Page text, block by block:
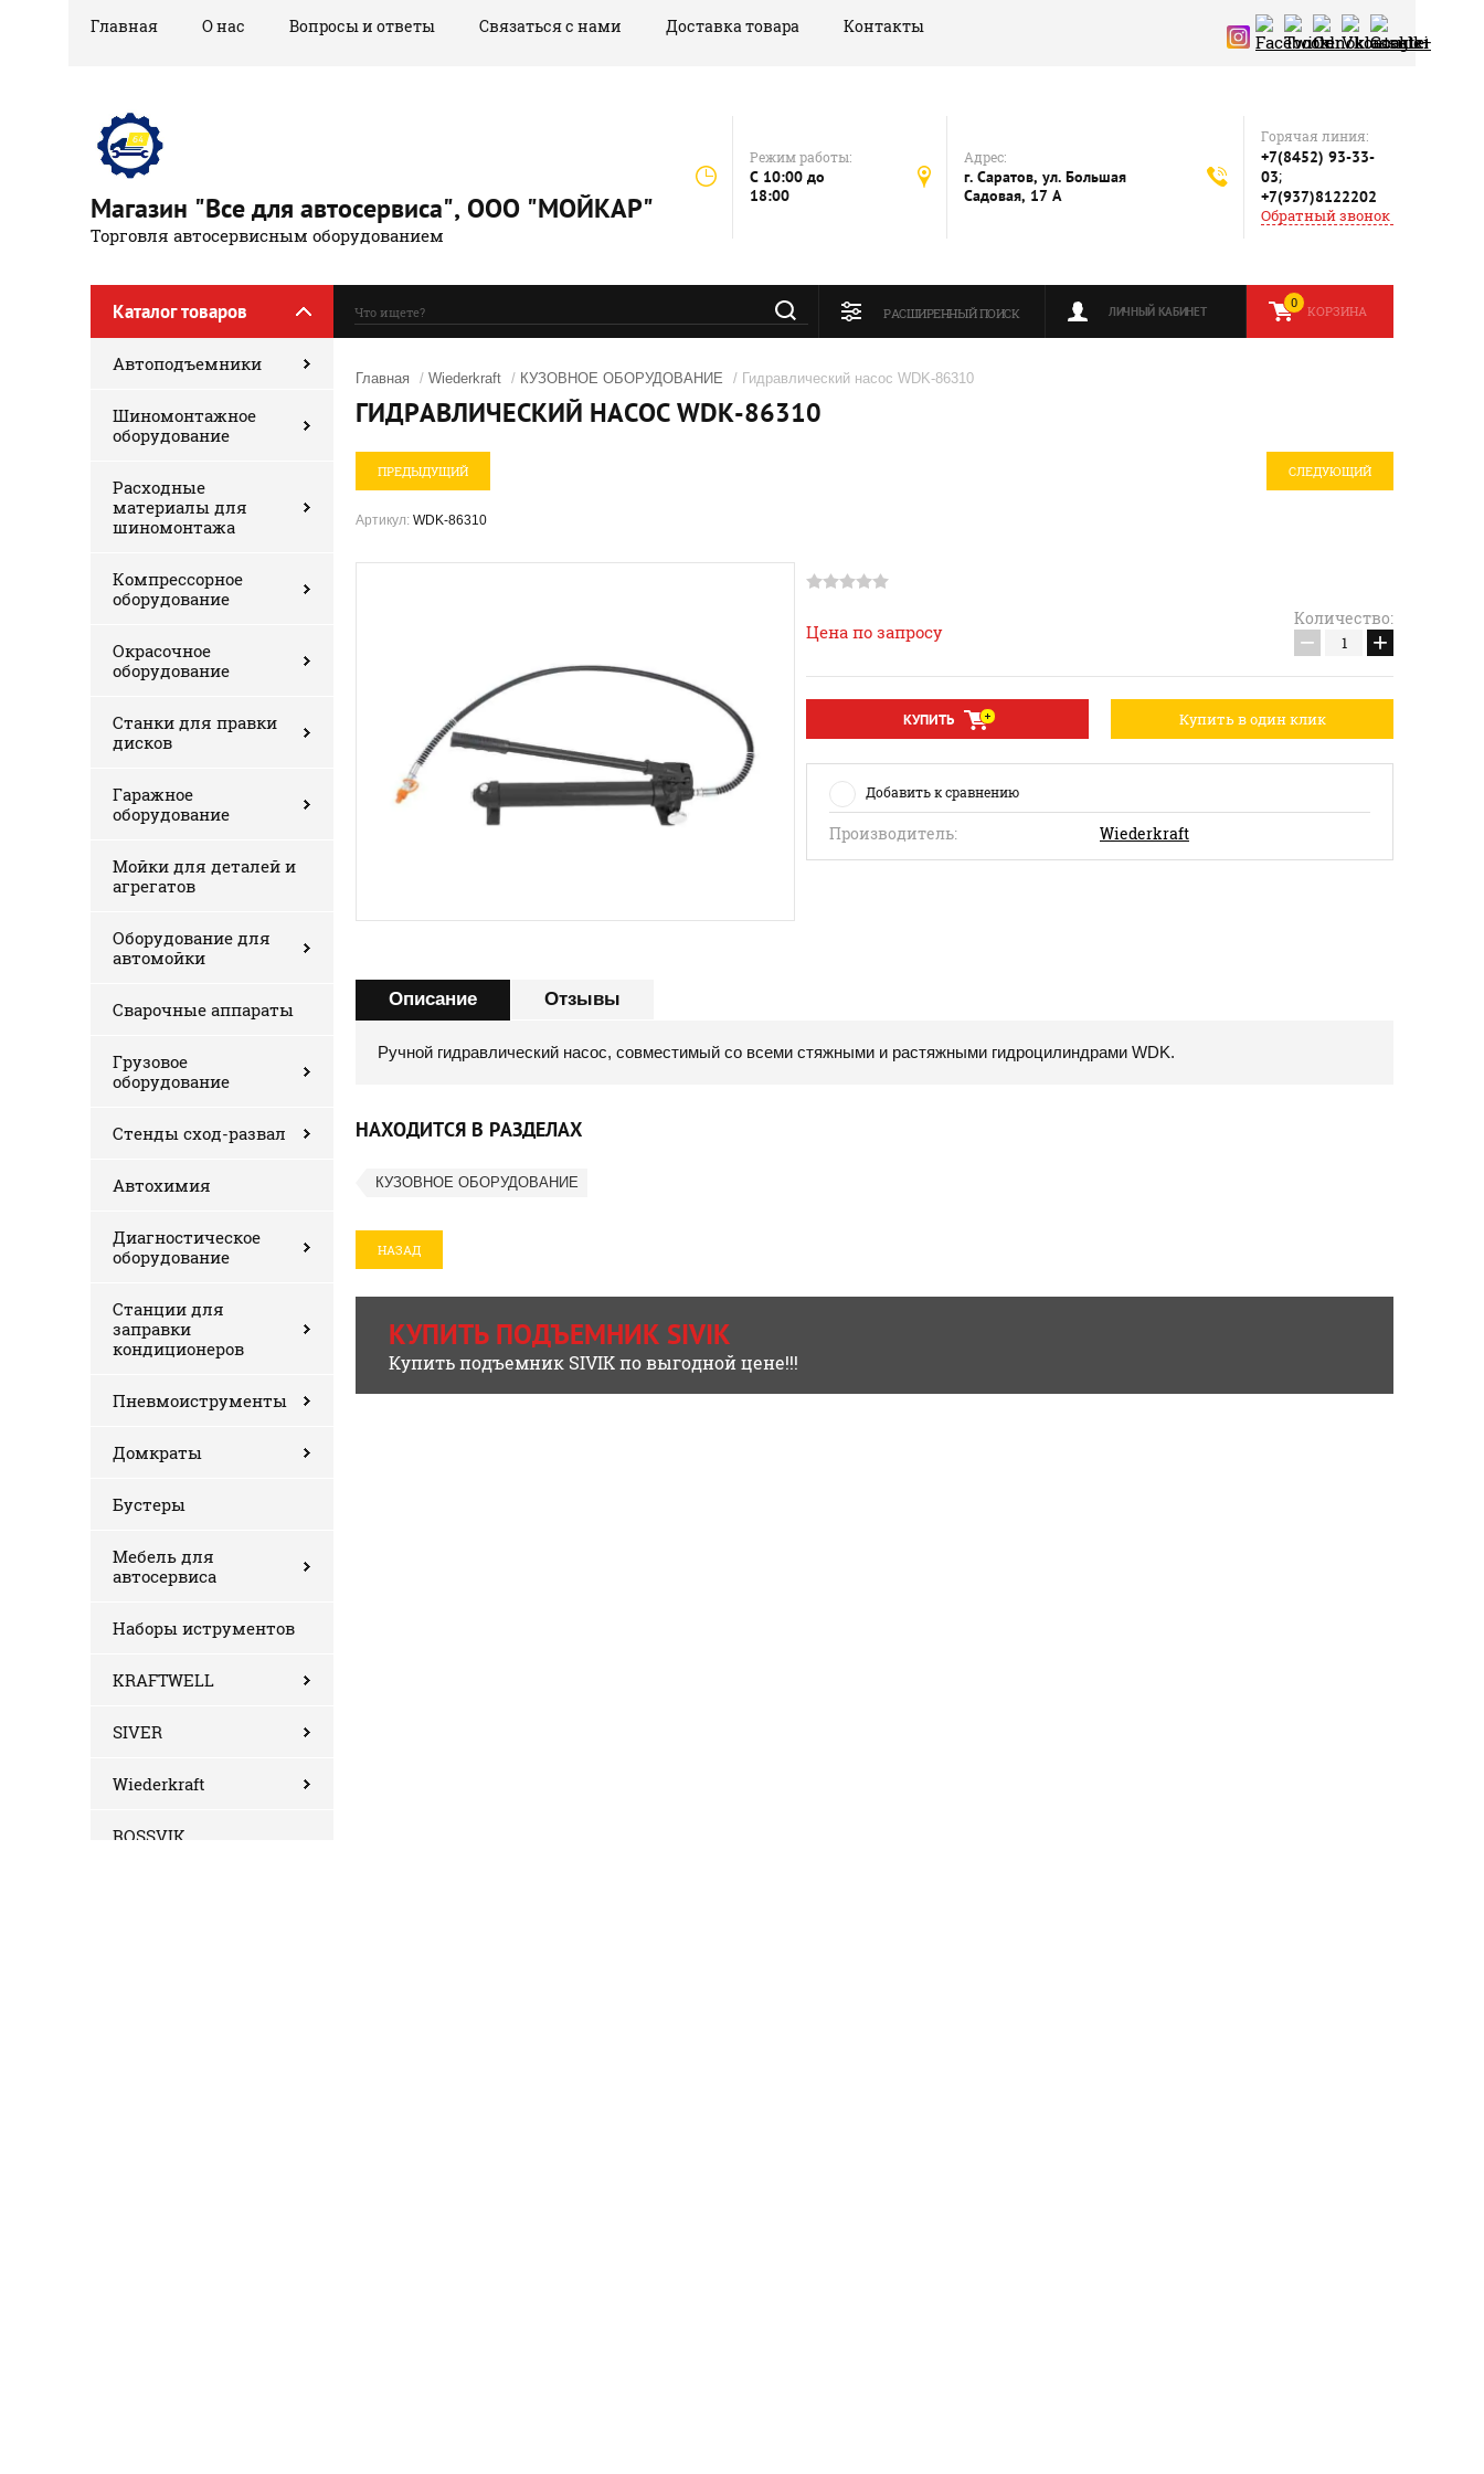
Главная О нас Вопросы и ответы Связаться с нами Доставка товара Контакты
Магазин "Все для автосервиса", ООО "МОЙКАР"
Торговля автосервисным оборудованием
Режим работы:
C 10:00 до
18:00
Адрес:
г. Саратов, ул. Большая
Садовая, 17 А
Горячая линия:
+7(8452) 93-33-
03;
+7(937)8122202
Обратный звонок
Каталог товаров КОРЗИНА
0
ЛИЧНЫЙ КАБИНЕТ
РАСШИРЕННЫЙ ПОИСК
Автоподъемники
Шиномонтажное
оборудование
Расходные
материалы для
шиномонтажа
Компрессорное
оборудование
Окрасочное
оборудование
Станки для правки
дисков
Гаражное
оборудование
Мойки для деталей и
агрегатов
Оборудование для
автомойки
Сварочные аппараты
Грузовое
оборудование
Стенды сход-развал
Автохимия
Диагностическое
оборудование
Станции для
заправки
кондиционеров
Пневмоиструменты
Домкраты
Бустеры
Мебель для
автосервиса
Наборы иструментов
KRAFTWELL
SIVER
Wiederkraft
ROSSVIK
Главная / Wiederkraft / КУЗОВНОЕ ОБОРУДОВАНИЕ / Гидравлический насос WDK-86310
ГИДРАВЛИЧЕСКИЙ НАСОС WDK-86310
ПРЕДЫДУЩИЙ СЛЕДУЮЩИЙ
Артикул: WDK-86310
Цена по запросу
Количество:
− +
КУПИТЬ Купить в один клик
Добавить к сравнению
Производитель: Wiederkraft
Описание Отзывы
Ручной гидравлический насос, совместимый со всеми стяжными и растяжными гидроцилиндрами WDK.
НАХОДИТСЯ В РАЗДЕЛАХ
КУЗОВНОЕ ОБОРУДОВАНИЕ
НАЗАД
КУПИТЬ ПОДЪЕМНИК SIVIK
Купить подъемник SIVIK по выгодной цене!!!